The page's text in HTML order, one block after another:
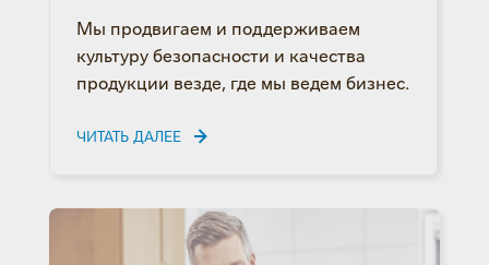
Мы продвигаем и поддерживаем
культуру безопасности и качества
продукции везде, где мы ведем бизнес.
ЧИТАТЬ ДАЛЕЕ